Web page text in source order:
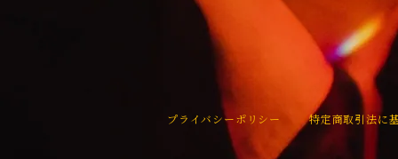
プライバシーポリシー 特定商取引法に